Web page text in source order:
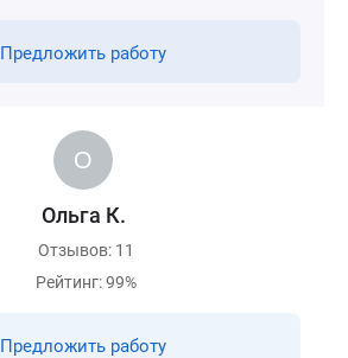
Предложить работу
Ольга К.
Отзывов: 11
Рейтинг: 99%
Предложить работу